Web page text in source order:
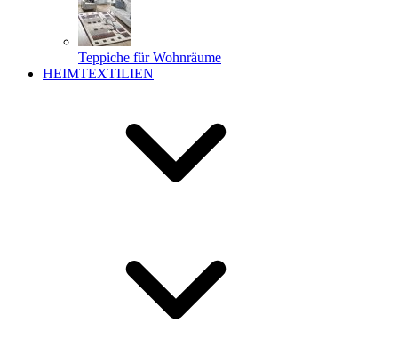
Teppiche für Wohnräume
HEIMTEXTILIEN